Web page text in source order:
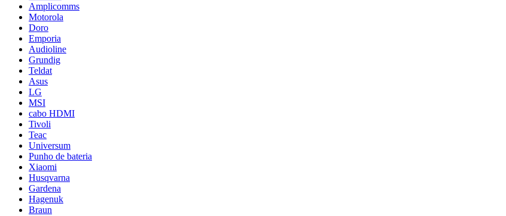
Amplicomms
Motorola
Doro
Emporia
Audioline
Grundig
Teldat
Asus
LG
MSI
cabo HDMI
Tivoli
Teac
Universum
Punho de bateria
Xiaomi
Husqvarna
Gardena
Hagenuk
Braun